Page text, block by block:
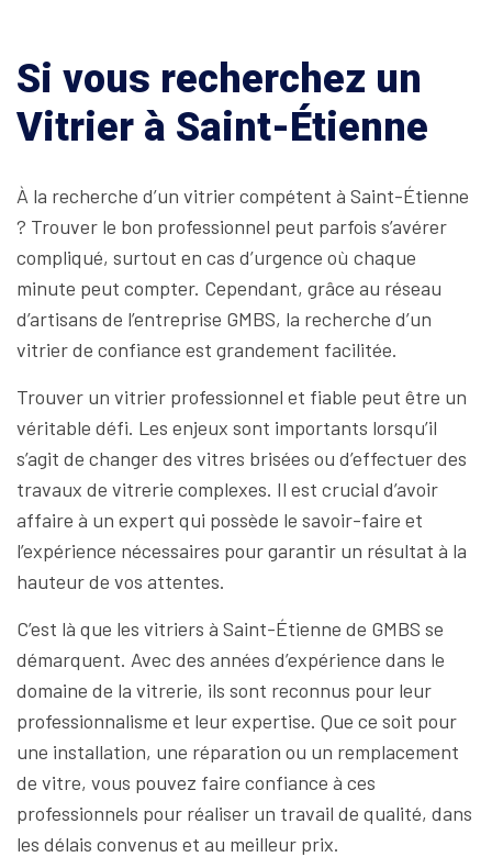
Si vous recherchez un
Vitrier à Saint-Étienne
À la recherche d’un vitrier compétent à Saint-Étienne
? Trouver le bon professionnel peut parfois s’avérer
compliqué, surtout en cas d’urgence où chaque
minute peut compter. Cependant, grâce au réseau
d’artisans de l’entreprise GMBS, la recherche d’un
vitrier de confiance est grandement facilitée.
Trouver un vitrier professionnel et fiable peut être un
véritable défi. Les enjeux sont importants lorsqu’il
s’agit de changer des vitres brisées ou d’effectuer des
travaux de vitrerie complexes. Il est crucial d’avoir
affaire à un expert qui possède le savoir-faire et
l’expérience nécessaires pour garantir un résultat à la
hauteur de vos attentes.
C’est là que les vitriers à Saint-Étienne de GMBS se
démarquent. Avec des années d’expérience dans le
domaine de la vitrerie, ils sont reconnus pour leur
professionnalisme et leur expertise. Que ce soit pour
une installation, une réparation ou un remplacement
de vitre, vous pouvez faire confiance à ces
professionnels pour réaliser un travail de qualité, dans
les délais convenus et au meilleur prix.